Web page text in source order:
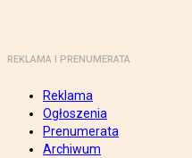
REKLAMA I PRENUMERATA
Reklama
Ogłoszenia
Prenumerata
Archiwum